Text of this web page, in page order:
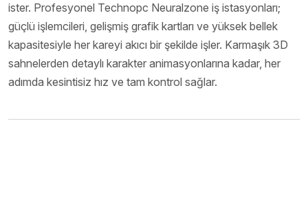
ister. Profesyonel Technopc Neuralzone iş istasyonları;
güçlü işlemcileri, gelişmiş grafik kartları ve yüksek bellek
kapasitesiyle her kareyi akıcı bir şekilde işler. Karmaşık 3D
sahnelerden detaylı karakter animasyonlarına kadar, her
adımda kesintisiz hız ve tam kontrol sağlar.